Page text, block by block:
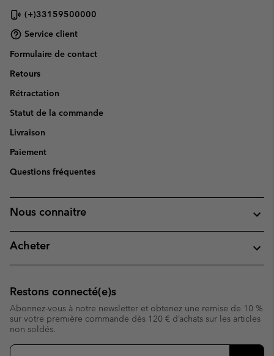
(+)33159500000
Service client
Formulaire de contact
Retours
Rétractation
Statut de la commande
Livraison
Paiement
Questions fréquentes
Nous connaitre
Acheter
Restons connecté(e)s
Abonnez-vous à notre newsletter et obtenez une remise de 10 %
sur votre première commande dès 120 € d’achats sur les articles
non soldés.
Inscription